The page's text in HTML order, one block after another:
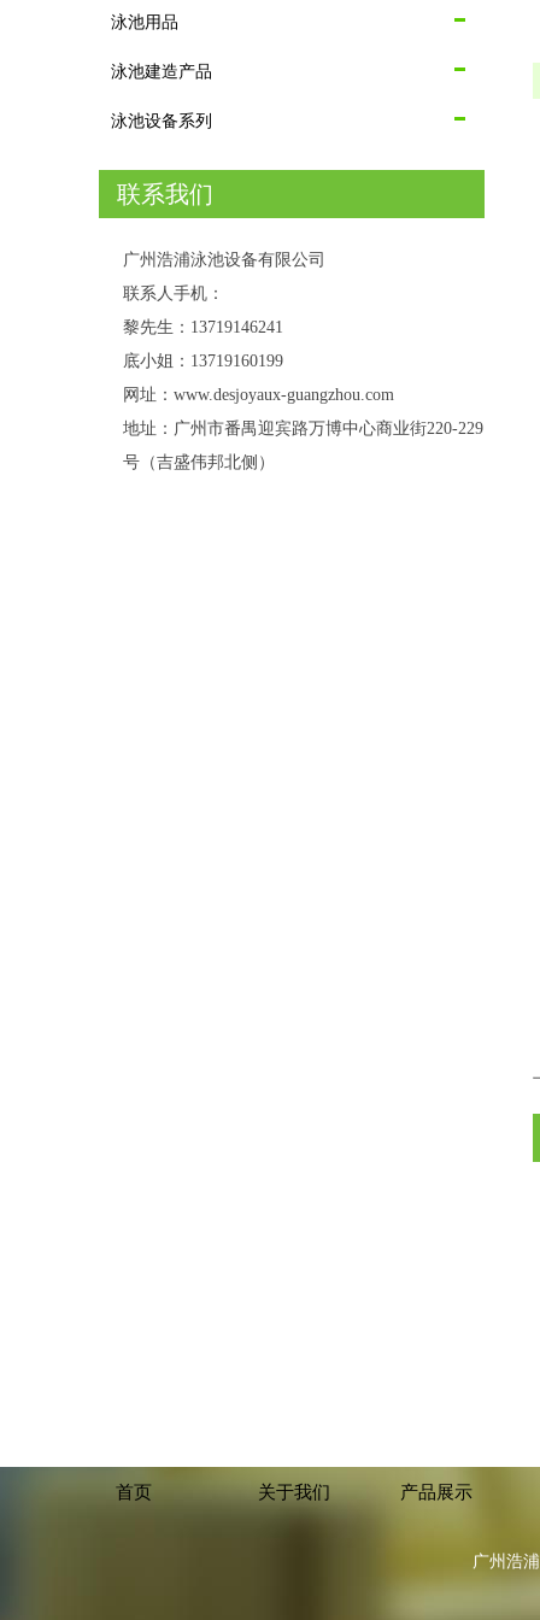
泳池用品
泳池建造产品
泳池设备系列
联系我们
广州浩浦泳池设备有限公司
联系人手机：
黎先生：13719146241
底小姐：13719160199
网址：www.desjoyaux-guangzhou.com
地址：广州市番禺迎宾路万博中心商业街220-229
号（吉盛伟邦北侧）
首页 关于我们 产品展示
广州浩